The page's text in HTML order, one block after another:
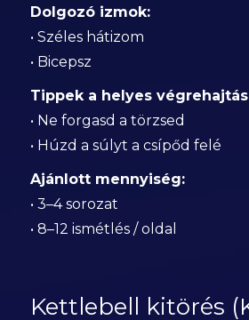
Dolgozó izmok:
• Széles hátizom
• Bicepsz
Tippek a helyes
• Ne forgasd a törzsed
• Húzd a súlyt a csípőd felé
Ajánlott mennyiség:
• 3–4 sorozat
• 8–12 ismétlés / oldal
Kettlebell kitörés